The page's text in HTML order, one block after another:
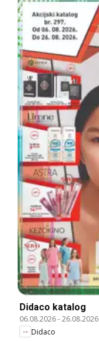
Didaco katalog
06.08.2026-26.08.2026
Didaco